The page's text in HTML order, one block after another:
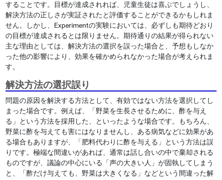
することです。目標が達成されれば、児童生徒は喜ぶでしょうし、
解決方法の正しさが実証されたと評価することができるかもしれま
せん。しかし、Experimentの実験においては、必ずしも期待どおり
の目標が達成されるとは限りません。期待通りの結果が得られない
主な理由としては、解決方法の選択を誤った場合と、予想もしなか
った他の影響により、効果を確かめられなかった場合が考えられま
す。
解決方法の選択誤り
問題の原因を解決する方法として、有効ではない方法を選択してし
まった場合です。例えば、「野菜を生長させるために、酢を与え
る」という方法を採用した、といったような場合です。もちろん、
野菜に酢を与えても害にはなりませんし、ある病気などに効果があ
る場合もありますが、「肥料代わりに酢を与える」という方法は誤
りです。極端な間違いがあれば、通常は話し合いの中で棄却される
ものですが、議論の中心にいる「声の大きい人」が固執してしまう
と、「酢だけ与えても、野菜は大きくなる」などという間違った解